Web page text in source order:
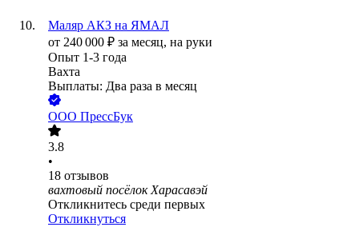
Маляр АКЗ на ЯМАЛ
от 240 000 ₽ за месяц, на руки
Опыт 1-3 года
Вахта
Выплаты: Два раза в месяц
ООО ПрессБук
3.8
•
18 отзывов
вахтовый посёлок Харасавэй
Откликнитесь среди первых
Откликнуться